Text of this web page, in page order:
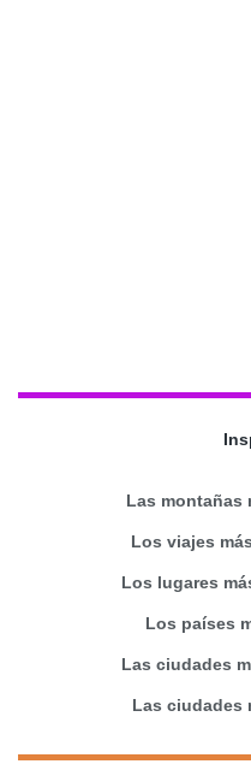
Las montañas
Los viajes
Los lugares
Los países
Las ciudades
Las ciudades